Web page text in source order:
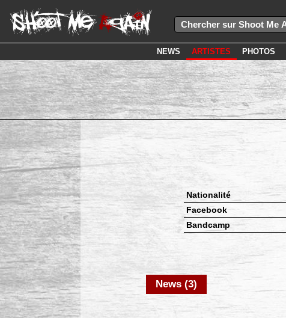
NEWS ARTISTES PHOTOS
Nationalité
Facebook
Bandcamp
News (3)